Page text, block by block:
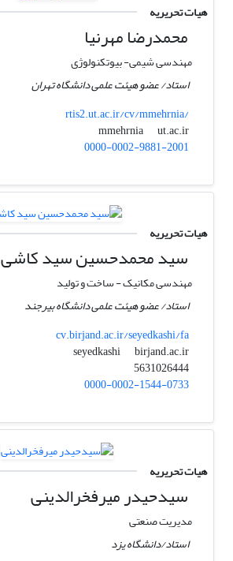
هیات تحریریه
محمدرضا مهرنیا
مهندسی شیمی- بیوتکنولوژی
استاد/ عضو هیئت علمی دانشگاه تهران
rtis2.ut.ac.ir/cv/mmehrnia/
mmehrnia
ut.ac.ir
0000-0002-9881-2001
هیات تحریریه
سید محمدحسین سید کاشی
مهندسی مکانیک - ساخت و تولید
استاد/ عضو هیئت علمی دانشگاه بیرجند
cv.birjand.ac.ir/seyedkashi/fa
seyedkashi
birjand.ac.ir
5631026444
0000-0002-1544-0733
هیات تحریریه
سیدحیدر میرفخرالدینی
مدیریت صنعتی
استاد/دانشگاه یزد